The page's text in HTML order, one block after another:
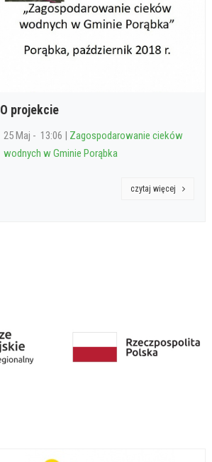
O projekcie
25 Maj - 13:06 | Zagospodarowanie cieków
wodnych w Gminie Porąbka
czytaj więcej